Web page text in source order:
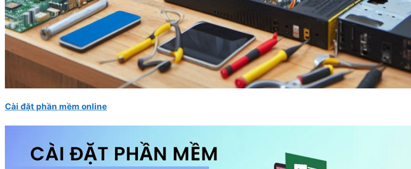
Cài đặt phần mềm online